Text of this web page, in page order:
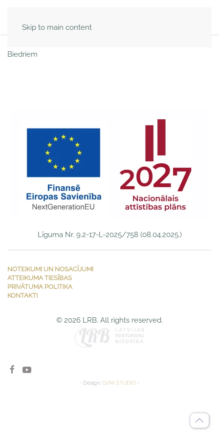
Skip to main content
Biedriem
Līguma Nr. 9.2-17-L-2025/758 (08.04.2025.)
NOTEIKUMI UN NOSACĪJUMI
ATTEIKUMA TIESĪBAS
PRIVĀTUMA POLITIKA
KONTAKTI
© 2026 LRB. All rights reserved.
- Design: GVM STUDIO -